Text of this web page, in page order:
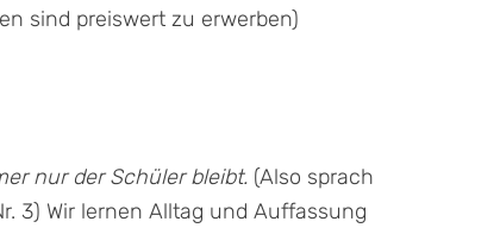
sind preiswert zu erwerben)
nur der Schüler bleibt.(Also sprach
3) Wir lernen Alltag und Auffassung